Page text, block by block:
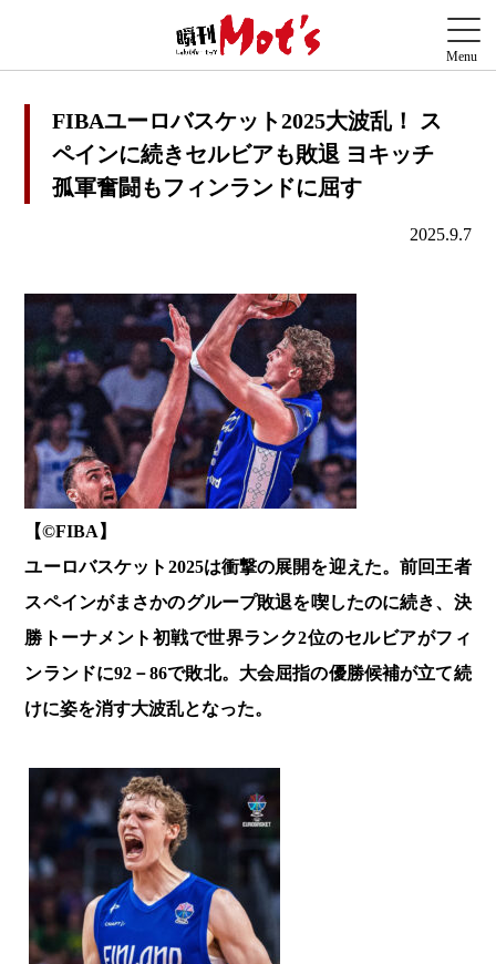
FIBAユーロバスケット2025大波乱！ ス
ペインに続きセルビアも敗退 ヨキッチ
孤軍奮闘もフィンランドに屈す
2025.9.7
【©️FIBA】
ユーロバスケット2025は衝撃の展開を迎えた。前回王者
スペインがまさかのグループ敗退を喫したのに続き、決
勝トーナメント初戦で世界ランク2位のセルビアがフィ
ンランドに92－86で敗北。大会屈指の優勝候補が立て続
けに姿を消す大波乱となった。